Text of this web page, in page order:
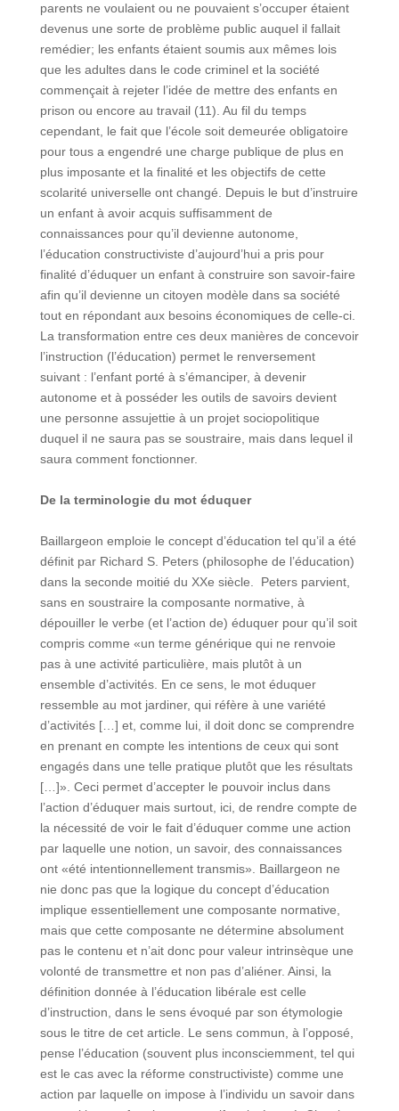
parents ne voulaient ou ne pouvaient s’occuper étaient
devenus une sorte de problème public auquel il fallait
remédier; les enfants étaient soumis aux mêmes lois
que les adultes dans le code criminel et la société
commençait à rejeter l’idée de mettre des enfants en
prison ou encore au travail (11). Au fil du temps
cependant, le fait que l’école soit demeurée obligatoire
pour tous a engendré une charge publique de plus en
plus imposante et la finalité et les objectifs de cette
scolarité universelle ont changé. Depuis le but d’instruire
un enfant à avoir acquis suffisamment de
connaissances pour qu’il devienne autonome,
l’éducation constructiviste d’aujourd’hui a pris pour
finalité d’éduquer un enfant à construire son savoir-faire
afin qu’il devienne un citoyen modèle dans sa société
tout en répondant aux besoins économiques de celle-ci.
La transformation entre ces deux manières de concevoir
l’instruction (l’éducation) permet le renversement
suivant : l’enfant porté à s’émanciper, à devenir
autonome et à posséder les outils de savoirs devient
une personne assujettie à un projet sociopolitique
duquel il ne saura pas se soustraire, mais dans lequel il
saura comment fonctionner.
De la terminologie du mot éduquer
Baillargeon emploie le concept d’éducation tel qu’il a été
définit par Richard S. Peters (philosophe de l’éducation)
dans la seconde moitié du XXe siècle. Peters parvient,
sans en soustraire la composante normative, à
dépouiller le verbe (et l’action de) éduquer pour qu’il soit
compris comme «un terme générique qui ne renvoie
pas à une activité particulière, mais plutôt à un
ensemble d’activités. En ce sens, le mot éduquer
ressemble au mot jardiner, qui réfère à une variété
d’activités […] et, comme lui, il doit donc se comprendre
en prenant en compte les intentions de ceux qui sont
engagés dans une telle pratique plutôt que les résultats
[…]». Ceci permet d’accepter le pouvoir inclus dans
l’action d’éduquer mais surtout, ici, de rendre compte de
la nécessité de voir le fait d’éduquer comme une action
par laquelle une notion, un savoir, des connaissances
ont «été intentionnellement transmis». Baillargeon ne
nie donc pas que la logique du concept d’éducation
implique essentiellement une composante normative,
mais que cette composante ne détermine absolument
pas le contenu et n’ait donc pour valeur intrinsèque une
volonté de transmettre et non pas d’aliéner. Ainsi, la
définition donnée à l’éducation libérale est celle
d’instruction, dans le sens évoqué par son étymologie
sous le titre de cet article. Le sens commun, à l’opposé,
pense l’éducation (souvent plus inconsciemment, tel qui
est le cas avec la réforme constructiviste) comme une
action par laquelle on impose à l’individu un savoir dans